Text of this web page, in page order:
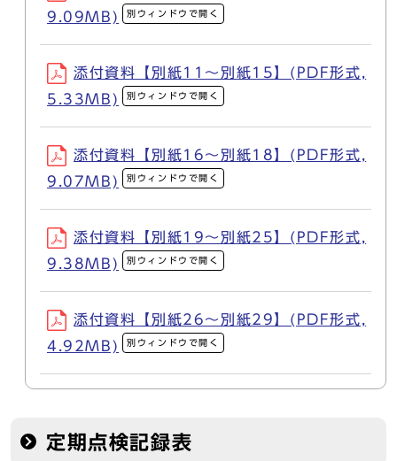
9.09MB)
別ウィンドウで開く
添付資料【別紙11～別紙15】(PDF形式,
5.33MB)
別ウィンドウで開く
添付資料【別紙16～別紙18】(PDF形式,
9.07MB)
別ウィンドウで開く
添付資料【別紙19～別紙25】(PDF形式,
9.38MB)
別ウィンドウで開く
添付資料【別紙26～別紙29】(PDF形式,
4.92MB)
別ウィンドウで開く
定期点検記録表